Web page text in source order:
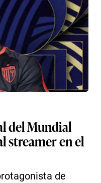
del Mundial
streamer en el
de